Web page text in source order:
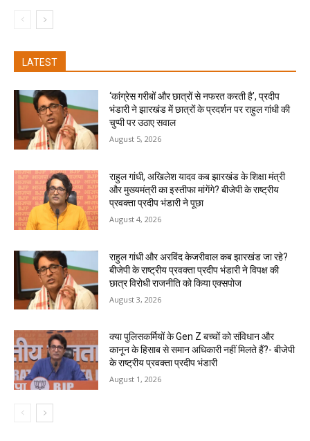
LATEST
‘कांग्रेस गरीबों और छात्रों से नफरत करती है’, प्रदीप
भंडारी ने झारखंड में छात्रों के प्रदर्शन पर राहुल गांधी की
चुप्पी पर उठाए सवाल
August 5, 2026
राहुल गांधी, अखिलेश यादव कब झारखंड के शिक्षा मंत्री
और मुख्यमंत्री का इस्तीफा मांगेंगे? बीजेपी के राष्ट्रीय
प्रवक्ता प्रदीप भंडारी ने पूछा
August 4, 2026
राहुल गांधी और अरविंद केजरीवाल कब झारखंड जा रहे?
बीजेपी के राष्ट्रीय प्रवक्ता प्रदीप भंडारी ने विपक्ष की
छात्र विरोधी राजनीति को किया एक्सपोज
August 3, 2026
क्या पुलिसकर्मियों के Gen Z बच्चों को संविधान और
कानून के हिसाब से समान अधिकारी नहीं मिलते हैं?- बीजेपी
के राष्ट्रीय प्रवक्ता प्रदीप भंडारी
August 1, 2026